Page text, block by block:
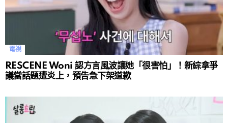
電視
RESCENE Woni 認方言風波讓她「很害怕」！新綜拿爭
議當話題遭炎上，預告急下架道歉